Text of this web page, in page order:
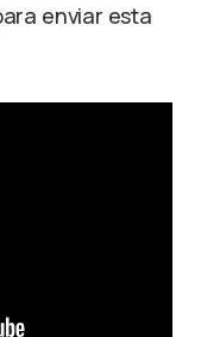
enviar esta